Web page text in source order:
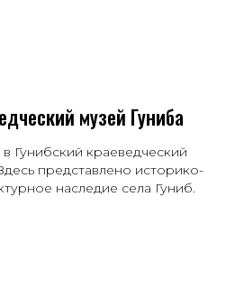
музей Гуниба
Гунибский краеведческий
представлено историко-
наследие села Гуниб.